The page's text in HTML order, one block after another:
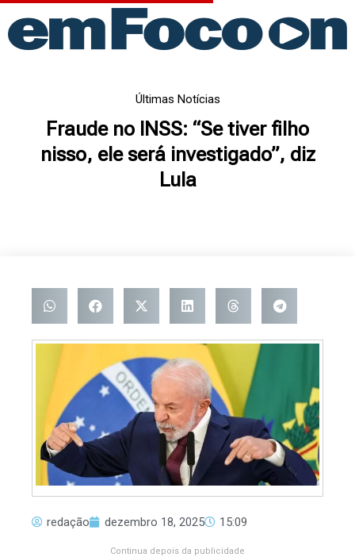
para
Últimas Notícias
Fraude no INSS: “Se tiver filho
nisso, ele será investigado”, diz
Lula
redação dezembro 18, 2025 15:09
Continua depois da publicidade